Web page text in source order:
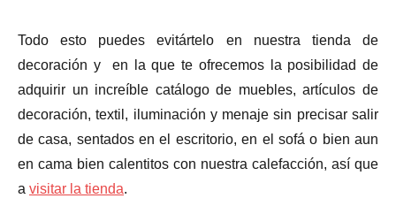
Todo esto puedes evitártelo en nuestra tienda de
decoración y en la que te ofrecemos la posibilidad de
adquirir un increíble catálogo de muebles, artículos de
decoración, textil, iluminación y menaje sin precisar salir
de casa, sentados en el escritorio, en el sofá o bien aun
en cama bien calentitos con nuestra calefacción, así que
a visitar la tienda.